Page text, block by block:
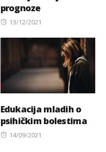
prognoze
Posted
13/12/2021
Edukacija mladih o
psihičkim bolestima
Posted
14/09/2021